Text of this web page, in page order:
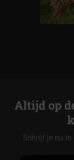
Altijd op
Schrijf je nu